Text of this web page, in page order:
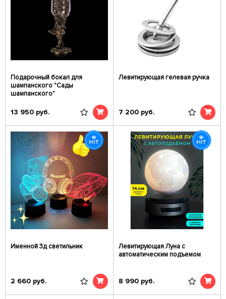
Подарочный бокал для
шампанского "Сады
шампанского"
13 950 руб.
Левитирующая гелевая ручка
7 200 руб.
Именной 3д светильник
2 660 руб.
Левитирующая Луна с
автоматическим подъемом
8 990 руб.